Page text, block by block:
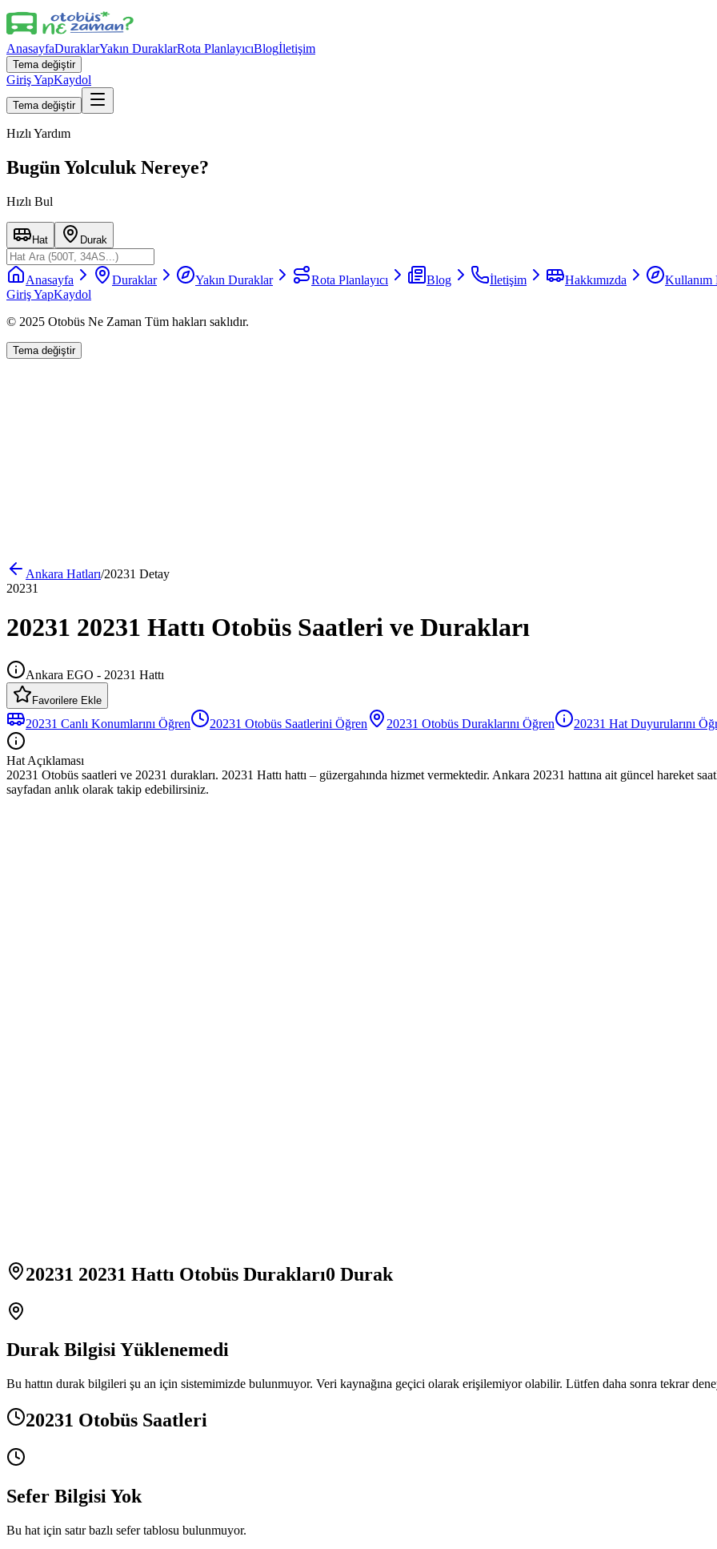
AnasayfaDuraklarYakın DuraklarRota PlanlayıcıBlogİletişim
Tema değiştir
Giriş YapKaydol
Tema değiştir
Hızlı Yardım
Bugün Yolculuk Nereye?
Hızlı Bul
Hat Durak
Anasayfa Duraklar Yakın Duraklar Rota Planlayıcı Blog İletişim Hakkımızda
Kullanım
Giriş YapKaydol
© 2025 Otobüs Ne Zaman Tüm hakları saklıdır.
Tema değiştir
Ankara Hatları/20231 Detay
20231
20231 20231 Hattı Otobüs Saatleri ve Durakları
Ankara EGO - 20231 Hattı
Favorilere Ekle
20231 Canlı Konumlarını Öğren 20231 Otobüs Saatlerini Öğren 20231 Otobüs Duraklarını Öğren 20231 Hat Duyurularını
Hat Açıklaması
20231 Otobüs saatleri ve 20231 durakları. 20231 Hattı hattı – güzergahında hizmet vermektedir. Ankara 20231 hattına ait güncel hareket
sayfadan anlık olarak takip edebilirsiniz.
20231 20231 Hattı Otobüs Durakları0 Durak
Durak Bilgisi Yüklenemedi
Bu hattın durak bilgileri şu an için sistemimizde bulunmuyor. Veri kaynağına geçici olarak erişilemiyor olabilir. Lütfen daha sonra tekrar
20231 Otobüs Saatleri
Sefer Bilgisi Yok
Bu hat için satır bazlı sefer tablosu bulunmuyor.